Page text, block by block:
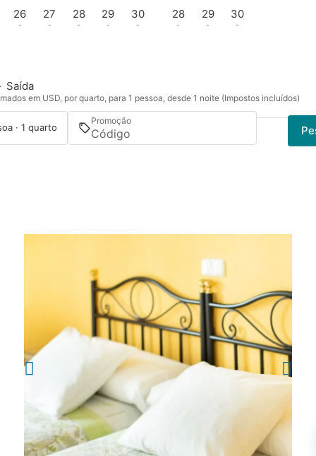
26
-
27
-
28
-
29
-
30
-
28
-
29
-
30
-
Saída
em USD, por quarto, para 1 pessoa, desde 1 noite (Impostos incluídos)
· 1 quarto
Promoção